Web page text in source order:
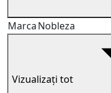
MarcaNobleza
Vizualizați tot